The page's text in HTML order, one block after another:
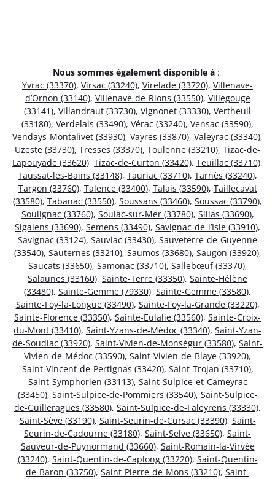
Nous sommes également disponible à :
Yvrac (33370), Virsac (33240), Virelade (33720), Villenave-
d’Ornon (33140), Villenave-de-Rions (33550), Villegouge
(33141), Villandraut (33730), Vignonet (33330), Vertheuil
(33180), Verdelais (33490), Vérac (33240), Vensac (33590),
Vendays-Montalivet (33930), Vayres (33870), Valeyrac (33340),
Uzeste (33730), Tresses (33370), Toulenne (33210), Tizac-de-
Lapouyade (33620), Tizac-de-Curton (33420), Teuillac (33710),
Taussat-les-Bains (33148), Tauriac (33710), Tarnès (33240),
Targon (33760), Talence (33400), Talais (33590), Taillecavat
(33580), Tabanac (33550), Soussans (33460), Soussac (33790),
Soulignac (33760), Soulac-sur-Mer (33780), Sillas (33690),
Sigalens (33690), Semens (33490), Savignac-de-l’Isle (33910),
Savignac (33124), Sauviac (33430), Sauveterre-de-Guyenne
(33540), Sauternes (33210), Saumos (33680), Saugon (33920),
Saucats (33650), Samonac (33710), Sallebœuf (33370),
Salaunes (33160), Sainte-Terre (33350), Sainte-Hélène
(33480), Sainte-Gemme (79330), Sainte-Gemme (33580),
Sainte-Foy-la-Longue (33490), Sainte-Foy-la-Grande (33220),
Sainte-Florence (33350), Sainte-Eulalie (33560), Sainte-Croix-
du-Mont (33410), Saint-Yzans-de-Médoc (33340), Saint-Yzan-
de-Soudiac (33920), Saint-Vivien-de-Monségur (33580), Saint-
Vivien-de-Médoc (33590), Saint-Vivien-de-Blaye (33920),
Saint-Vincent-de-Pertignas (33420), Saint-Trojan (33710),
Saint-Symphorien (33113), Saint-Sulpice-et-Cameyrac
(33450), Saint-Sulpice-de-Pommiers (33540), Saint-Sulpice-
de-Guilleragues (33580), Saint-Sulpice-de-Faleyrens (33330),
Saint-Sève (33190), Saint-Seurin-de-Cursac (33390), Saint-
Seurin-de-Cadourne (33180), Saint-Selve (33650), Saint-
Sauveur-de-Puynormand (33660), Saint-Romain-la-Virvée
(33240), Saint-Quentin-de-Caplong (33220), Saint-Quentin-
de-Baron (33750), Saint-Pierre-de-Mons (33210), Saint-